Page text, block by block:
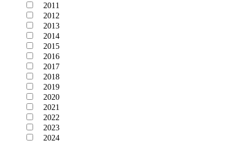
2011
2012
2013
2014
2015
2016
2017
2018
2019
2020
2021
2022
2023
2024